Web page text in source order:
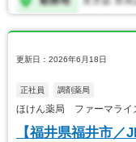
更新日：2026年6月18日
正社員 調剤薬局
ほけん薬局 ファーマライ
【福井県福井市